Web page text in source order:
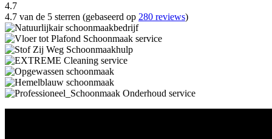
4.7
4.7 van de 5 sterren (gebaseerd op 280 reviews)